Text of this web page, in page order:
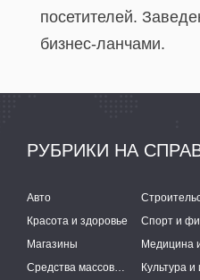
посетителей.
бизнес-ланчами.
РУБРИКИ НА
Авто
Красота и здоровье
Спорт и
Магазины
Средства массовой информации